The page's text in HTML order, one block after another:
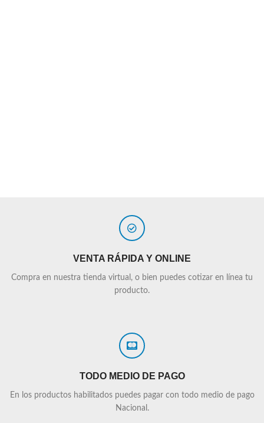
VENTA RÁPIDA Y ONLINE
Compra en nuestra tienda virtual, o bien puedes cotizar en línea tu
producto.
TODO MEDIO DE PAGO
En los productos habilitados puedes pagar con todo medio de pago
Nacional.